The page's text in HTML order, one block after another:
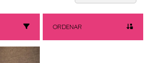
ORDENAR